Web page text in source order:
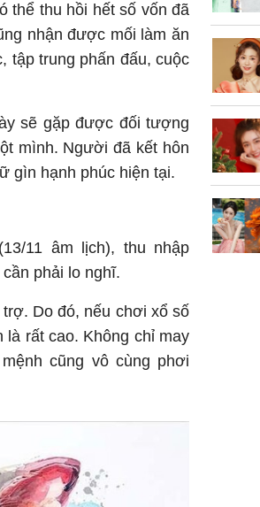
thể thu hồi hết số vốn đã
nhận được mối làm ăn
tập trung phấn đấu, cuộc
sẽ gặp được đối tượng
mình. Người đã kết hôn
gìn hạnh phúc hiện tại.
11 âm lịch), thu nhập
phải lo nghĩ.
Do đó, nếu chơi xổ số
rất cao. Không chỉ may
cũng vô cùng phơi